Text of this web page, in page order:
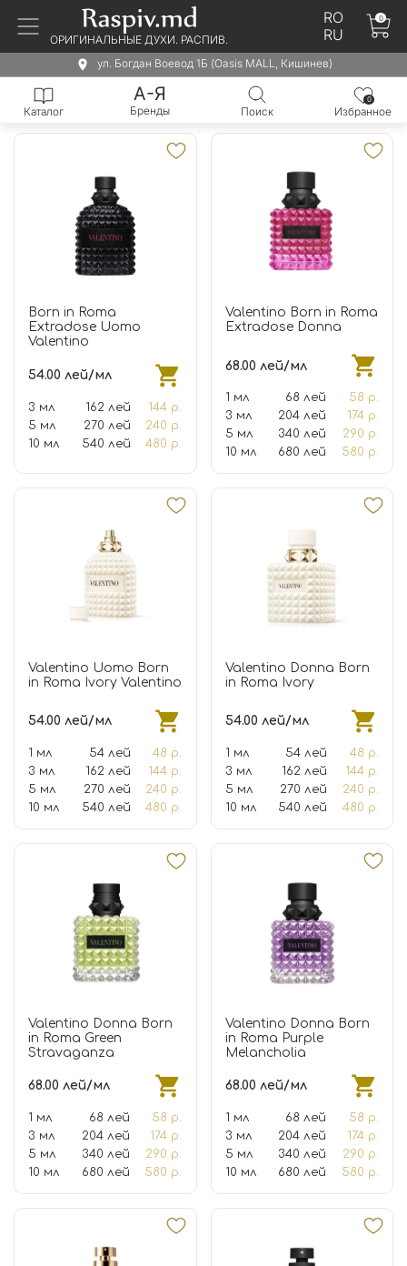
ОРИГИНАЛЬНЫЕ ДУХИ. РАСПИВ.
RO
RU
0
ул. Богдан Воевод 1Б (Oasis MALL, Кишинев)
Каталог
А-Я
Бренды Поиск
0
Избранное
Born in Roma
Extradose Uomo
Valentino
54.00 лей/мл
3 мл 162 лей
144 р.
5 мл
270 лей
240 р.
10 мл
540 лей 480 р.
Valentino Born in Roma
Extradose Donna
68.00 лей/мл
1 мл 68 лей
58 р.
3 мл
204 лей
174 р.
5 мл
340 лей
290 р.
10 мл
680 лей 580 р.
Valentino Uomo Born
in Roma Ivory Valentino
54.00 лей/мл
1 мл 54 лей
48 р.
3 мл
162 лей
144 р.
5 мл
270 лей
240 р.
10 мл
540 лей 480 р.
Valentino Donna Born
in Roma Ivory
54.00 лей/мл
1 мл 54 лей
48 р.
3 мл
162 лей
144 р.
5 мл
270 лей
240 р.
10 мл
540 лей 480 р.
Valentino Donna Born
in Roma Green
Stravaganza
68.00 лей/мл
1 мл 68 лей
58 р.
3 мл
204 лей
174 р.
5 мл
340 лей
290 р.
10 мл
680 лей 580 р.
Valentino Donna Born
in Roma Purple
Melancholia
68.00 лей/мл
1 мл 68 лей
58 р.
3 мл
204 лей
174 р.
5 мл
340 лей
290 р.
10 мл
680 лей 580 р.